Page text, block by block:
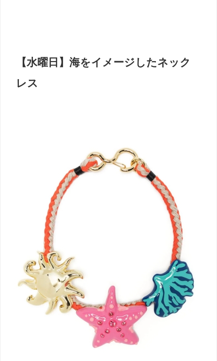
【水曜日】海をイメージしたネック
レス